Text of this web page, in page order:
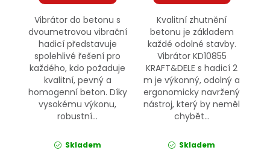
Vibrátor do betonu s
dvoumetrovou vibrační
hadicí představuje
spolehlivé řešení pro
každého, kdo požaduje
kvalitní, pevný a
homogenní beton. Díky
vysokému výkonu,
robustní...
Skladem
Kvalitní zhutnění
betonu je základem
každé odolné stavby.
Vibrátor KD10855
KRAFT&DELE s hadicí 2
m je výkonný, odolný a
ergonomicky navržený
nástroj, který by neměl
chybět...
Skladem